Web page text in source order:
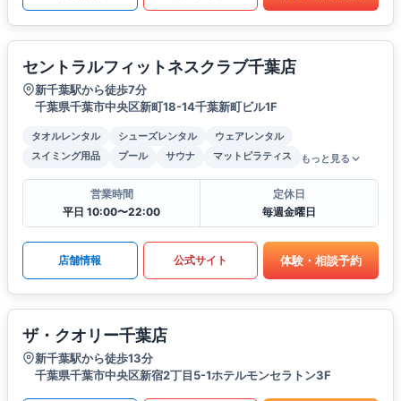
セントラルフィットネスクラブ千葉店
新千葉駅から徒歩7分
千葉県千葉市中央区新町18-14千葉新町ビル1F
タオルレンタル シューズレンタル
ウェアレンタル
スイミング用品
プール サウナ マットピラティス もっと見る
営業時間
平日 10:00〜22:00
定休日
毎週金曜日
店舗情報 公式サイト 体験・相談予約
ザ・クオリー千葉店
新千葉駅から徒歩13分
千葉県千葉市中央区新宿2丁目5-1ホテルモンセラトン3F